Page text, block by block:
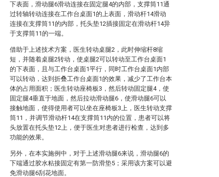
下表面，滑动腿6滑动连接在固定腿4的内部，支撑筒11通
过转轴转动连接在工作台桌面1的上表面，滑动杆14滑动
连接在支撑筒11的内部，托头垫12插接固定在滑动杆14异
于支撑筒11的一端。
借助于上述技术方案，医生转动桌腿2，此时伸缩杆8缩
短，并随着桌腿2转动，使桌腿2可以转动至工作台桌面1
的下表面，且与工作台桌面1平行，同时工作台桌面1内部
可以转动，达到折叠工作台桌面1的效果，减少了工作台本
体的占用面积；医生转动座椅板3，然后转动固定腿4，使
固定腿4垂直于地面，然后拉动滑动腿6，使滑动腿6可以
接触地面，使得使用者可以坐在座椅板3上，医生转动支撑
筒11，并调节滑动杆14在支撑筒11内的位置，患者可以将
头放置在托头垫12上，便于医生对患者进行检查，达到多
功能的效果。
另外，在本实施例中，对于上述滑动腿6来说，滑动腿6的
下端通过胶水粘接固定有第一防滑垫5；采用该方案可以避
免滑动腿6刮花地面。